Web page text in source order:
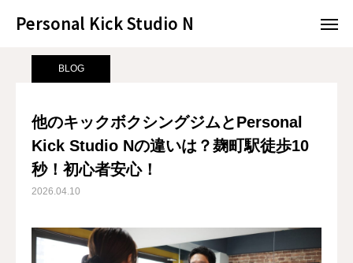
Personal Kick Studio N
サンプルページ BLOG 他のキックボクシングジムとPersonal Kick Studio Nの違いは？麹町駅徒歩10秒！初心者安心！
BLOG
他のキックボクシングジムとPersonal
Kick Studio Nの違いは？麹町駅徒歩10
秒！初心者安心！
2026.04.10
Personal Kick Studio N
BLOG CONTACT
ホットペッパー